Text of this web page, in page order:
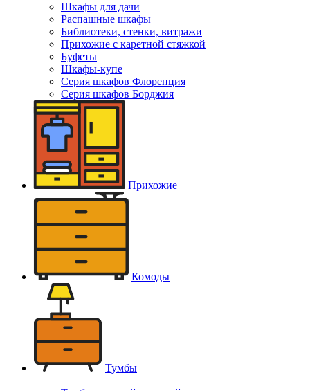
Шкафы для дачи
Распашные шкафы
Библиотеки, стенки, витражи
Прихожие с каретной стяжкой
Буфеты
Шкафы-купе
Серия шкафов Флоренция
Серия шкафов Борджия
Прихожие
Комоды
Тумбы